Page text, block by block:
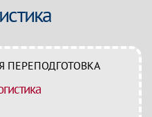
ПЕРЕПОДГОТОВКА